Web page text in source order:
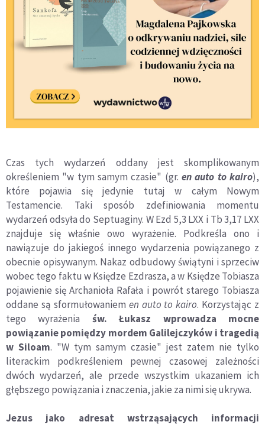
Czas tych wydarzeń oddany jest skomplikowanym
określeniem "w tym samym czasie" (gr. en auto to kairo),
które pojawia się jedynie tutaj w całym Nowym
Testamencie. Taki sposób zdefiniowania momentu
wydarzeń odsyła do Septuaginy. W Ezd 5,3 LXX i Tb 3,17 LXX
znajduje się właśnie owo wyrażenie. Podkreśla ono i
nawiązuje do jakiegoś innego wydarzenia powiązanego z
obecnie opisywanym. Nakaz odbudowy świątyni i sprzeciw
wobec tego faktu w Księdze Ezdrasza, a w Księdze Tobiasza
pojawienie się Archanioła Rafała i powrót starego Tobiasza
oddane są sformułowaniem en auto to kairo. Korzystając z
tego wyrażenia św. Łukasz wprowadza mocne
powiązanie pomiędzy mordem Galilejczyków i tragedią
w Siloam. "W tym samym czasie" jest zatem nie tylko
literackim podkreśleniem pewnej czasowej zależności
dwóch wydarzeń, ale przede wszystkim ukazaniem ich
głębszego powiązania i znaczenia, jakie za nimi się ukrywa.
Jezus jako adresat wstrząsających informacji